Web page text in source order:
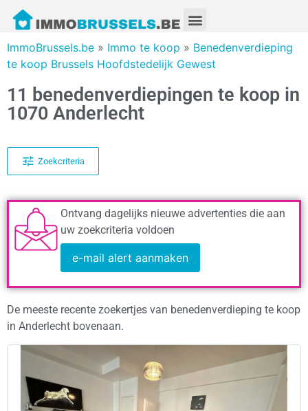
ImmoBrussels.be » Immo te koop » Benedenverdieping
te koop Brussels Hoofdstedelijk Gewest
11 benedenverdiepingen te koop in
1070 Anderlecht
Zoekcriteria
Ontvang dagelijks nieuwe advertenties die aan
uw zoekcriteria voldoen
e-mail alert aanmaken
De meeste recente zoekertjes van benedenverdieping te koop
in Anderlecht bovenaan.